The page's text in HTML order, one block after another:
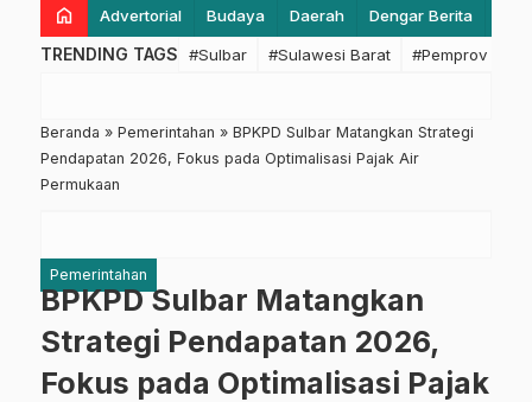
home Advertorial Budaya Daerah Dengar Berita
TRENDING TAGS #Sulbar #Sulawesi Barat #Pemprov
Beranda » Pemerintahan » BPKPD Sulbar Matangkan Strategi
Pendapatan 2026, Fokus pada Optimalisasi Pajak Air
Permukaan
Pemerintahan
BPKPD Sulbar Matangkan
Strategi Pendapatan 2026,
Fokus pada Optimalisasi Pajak